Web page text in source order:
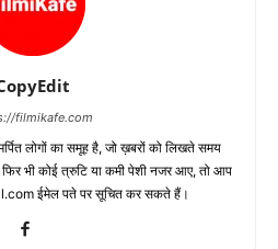
filmikafe.com
लोगों का समूह है, जो ख़बरों को लिखते समय
फिर भी कोई त्रुटि या कमी पेशी नजर आए, तो आप
ईमेल पते पर सूचित कर सकते हैं।